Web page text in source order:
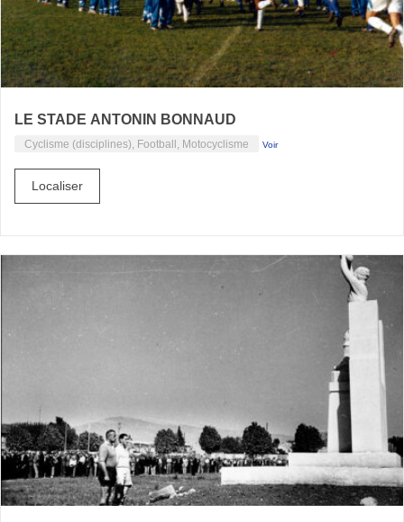
LE STADE ANTONIN BONNAUD
Cyclisme (disciplines), Football, Motocyclisme Voir
Localiser